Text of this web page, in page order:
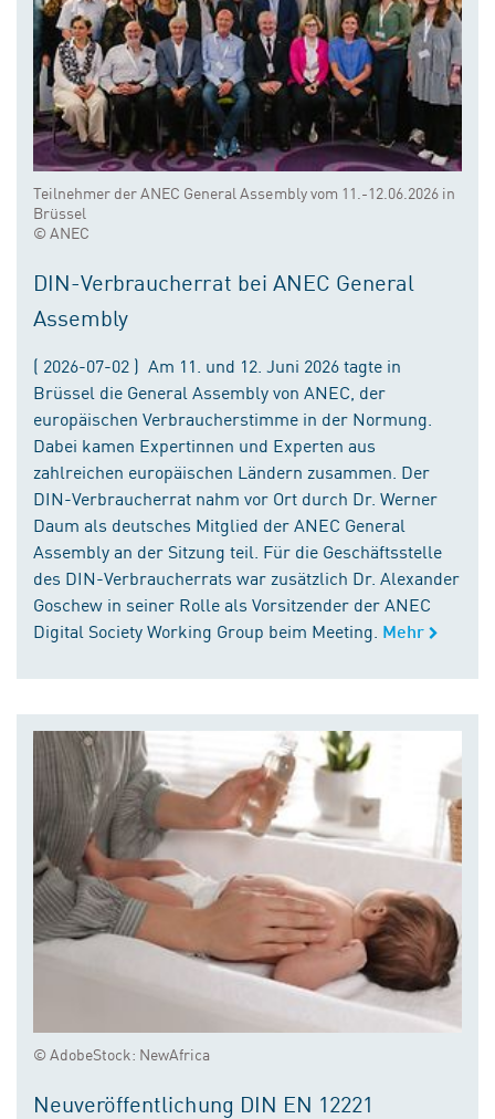
Teilnehmer der ANEC General Assembly vom 11.-12.06.2026 in
Brüssel
© ANEC
DIN-Verbraucherrat bei ANEC General
Assembly
( 2026-07-02 ) Am 11. und 12. Juni 2026 tagte in
Brüssel die General Assembly von ANEC, der
europäischen Verbraucherstimme in der Normung.
Dabei kamen Expertinnen und Experten aus
zahlreichen europäischen Ländern zusammen. Der
DIN-Verbraucherrat nahm vor Ort durch Dr. Werner
Daum als deutsches Mitglied der ANEC General
Assembly an der Sitzung teil. Für die Geschäftsstelle
des DIN-Verbraucherrats war zusätzlich Dr. Alexander
Goschew in seiner Rolle als Vorsitzender der ANEC
Digital Society Working Group beim Meeting. Mehr
© AdobeStock: NewAfrica
Neuveröffentlichung DIN EN 12221